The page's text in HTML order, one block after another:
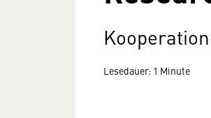
Lesedauer: 1 Minute